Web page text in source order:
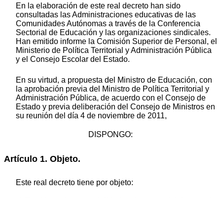
En la elaboración de este real decreto han sido
consultadas las Administraciones educativas de las
Comunidades Autónomas a través de la Conferencia
Sectorial de Educación y las organizaciones sindicales.
Han emitido informe la Comisión Superior de Personal, el
Ministerio de Política Territorial y Administración Pública
y el Consejo Escolar del Estado.
En su virtud, a propuesta del Ministro de Educación, con
la aprobación previa del Ministro de Política Territorial y
Administración Pública, de acuerdo con el Consejo de
Estado y previa deliberación del Consejo de Ministros en
su reunión del día 4 de noviembre de 2011,
DISPONGO:
Artículo 1. Objeto.
Este real decreto tiene por objeto: